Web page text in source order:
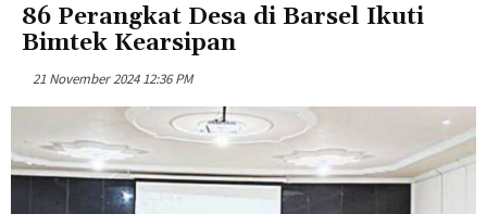
86 Perangkat Desa di Barsel Ikuti
Bimtek Kearsipan
21 November 2024 12:36 PM